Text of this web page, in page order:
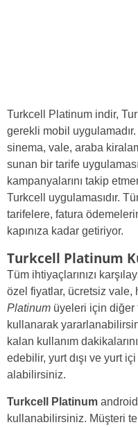
Turkcell Platinum indir,
gerekli mobil
sinema, vale, araba
sunan bir tarife
kampanyalarını takip
Turkcell uygulamasıdır.
tarifelere, fatura
kapınıza kadar getiriyor.
Turkcell Platinum
Tüm ihtiyaçlarınızı
özel fiyatlar, ücretsiz vale,
Platinum üyeleri için diğer
kullanarak
kalan kullanım
edebilir, yurt dışı ve yurt
alabilirsiniz.
Turkcell Platinum
kullanabilirsiniz. Müşteri